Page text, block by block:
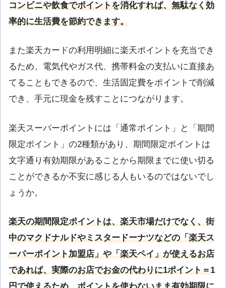
コンビニや飲食でポイントを消化すれば、無駄なく効
率的に生活費を節約できます。
また楽天カードの利用明細に楽天ポイントを充当でき
るため、電気代やガス代、携帯料金の支払いに直接あ
てることもできるので、生活固定費をポイントで削減
でき、手元に現金を残すことにつながります。
楽天スーパーポイントには「通常ポイント」と「期間
限定ポイント」の2種類があり、期間限定ポイントは
文字通り有効期限があることから期限までに使い切る
ことができるか不安に感じる人もいるのではないでし
ょうか。
楽天の期間限定ポイントは、楽天市場だけでなく、街
中のマクドナルドやミスタードーナツなどの「楽天ス
ーパーポイント加盟店」や「楽天ペイ」が使えるお店
であれば、実際のお店でお金の代わりに1ポイント＝1